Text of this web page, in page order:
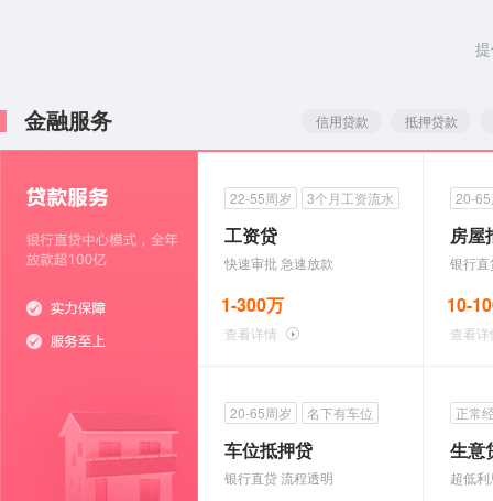
金融服务 信用贷款 抵押贷款
22-55周岁 3个月工资流水
工资贷
快速审批 急速放款
1-300万
查看详情
20-
房屋
银行
10-
查看详
20-65周岁 名下有车位
车位抵押贷
银行直贷 流程透明
正常
生意
超低